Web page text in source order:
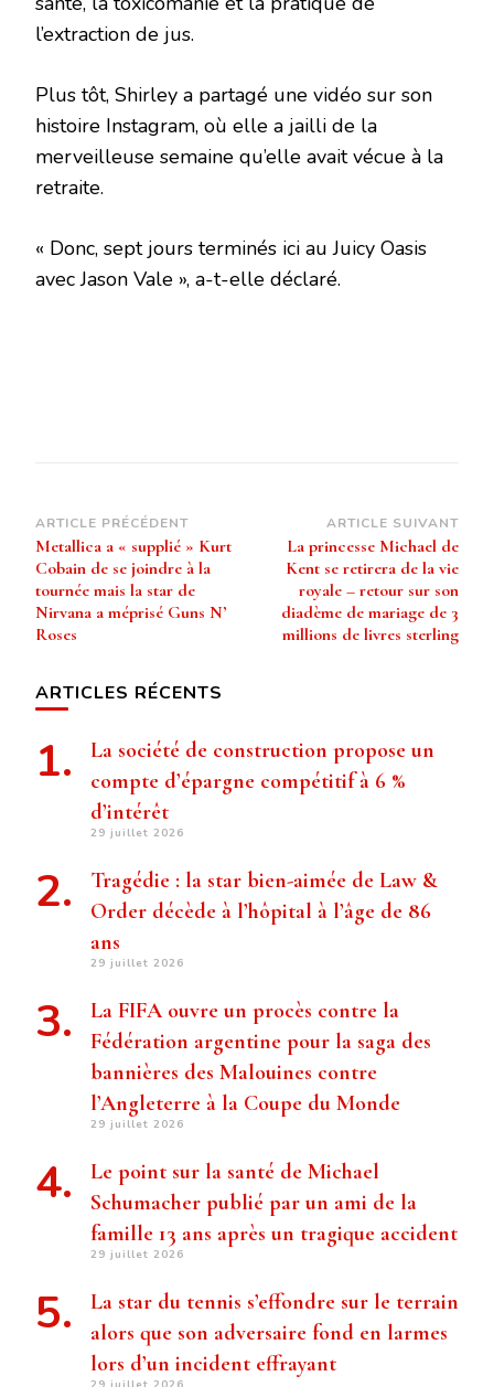
l’extraction de jus.
Plus tôt, Shirley a partagé une vidéo sur son
histoire Instagram, où elle a jailli de la
merveilleuse semaine qu’elle avait vécue à la
retraite.
« Donc, sept jours terminés ici au Juicy Oasis
avec Jason Vale », a-t-elle déclaré.
Navigation
d’article
ARTICLE PRÉCÉDENT
Metallica a « supplié » Kurt
Cobain de se joindre à la
tournée mais la star de
Nirvana a méprisé Guns N’
Roses
ARTICLE SUIVANT
La princesse Michael de
Kent se retirera de la vie
royale – retour sur son
diadème de mariage de 3
millions de livres sterling
ARTICLES RÉCENTS
La société de construction propose un
compte d’épargne compétitif à 6 %
d’intérêt
29 juillet 2026
Tragédie : la star bien-aimée de Law &
Order décède à l’hôpital à l’âge de 86
ans
29 juillet 2026
La FIFA ouvre un procès contre la
Fédération argentine pour la saga des
bannières des Malouines contre
l’Angleterre à la Coupe du Monde
29 juillet 2026
Le point sur la santé de Michael
Schumacher publié par un ami de la
famille 13 ans après un tragique accident
29 juillet 2026
La star du tennis s’effondre sur le terrain
alors que son adversaire fond en larmes
lors d’un incident effrayant